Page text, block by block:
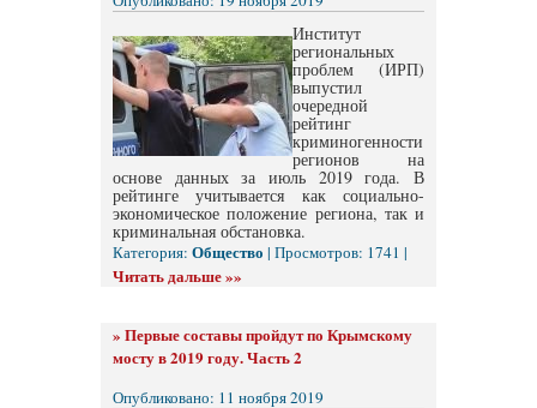
Институт
региональных
проблем (ИРП)
выпустил
очередной
рейтинг
криминогенности
регионов на
основе данных за июль 2019 года. В
рейтинге учитывается как социально-
экономическое положение региона, так и
криминальная обстановка.
Категория: Общество | Просмотров: 1741 |
Читать дальше »»
» Первые составы пройдут по Крымскому
мосту в 2019 году. Часть 2
Опубликовано: 11 ноября 2019